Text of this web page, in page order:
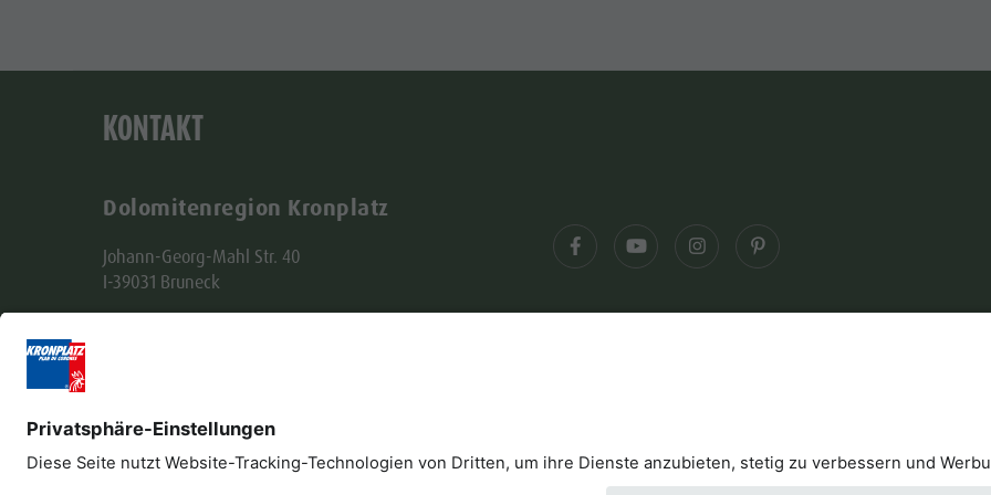
KONTAKT
Dolomitenregion Kronplatz
Johann-Georg-Mahl Str. 40
I-39031 Bruneck
Impressum Datenschutz Barrierefreiheitserklärung Kontakt B2B Cookies Press &